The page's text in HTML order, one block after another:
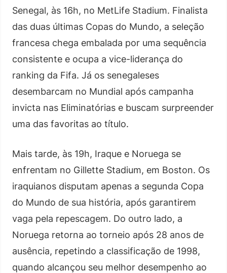
Senegal, às 16h, no MetLife Stadium. Finalista
das duas últimas Copas do Mundo, a seleção
francesa chega embalada por uma sequência
consistente e ocupa a vice-liderança do
ranking da Fifa. Já os senegaleses
desembarcam no Mundial após campanha
invicta nas Eliminatórias e buscam surpreender
uma das favoritas ao título.
Mais tarde, às 19h, Iraque e Noruega se
enfrentam no Gillette Stadium, em Boston. Os
iraquianos disputam apenas a segunda Copa
do Mundo de sua história, após garantirem
vaga pela repescagem. Do outro lado, a
Noruega retorna ao torneio após 28 anos de
ausência, repetindo a classificação de 1998,
quando alcançou seu melhor desempenho ao